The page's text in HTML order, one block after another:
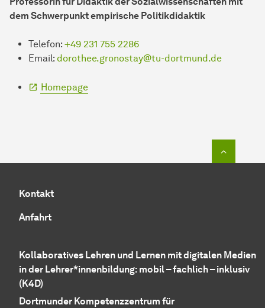
dem Schwerpunkt empirische Politikdidaktik
Telefon: +49 231 755 2286
Email: dorothee.gronostay@tu-dortmund.de
Homepage
Kontakt
Anfahrt
Kollaboratives Lehren und Lernen mit digitalen Medien
in der Lehrer*innenbildung: mobil – fachlich – inklusiv
(K4D)
Dortmunder Kompetenzzentrum für